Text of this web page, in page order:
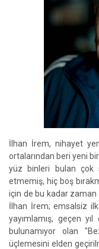
İlhan İrem, nihayet
ortalarından beri yeni
yüz binleri bulan çok
etmemiş, hiç boş
için de bu kadar
İlhan İrem; emsalsiz
yayımlamış, geçen
bulunamıyor olan
üçlemesini elden